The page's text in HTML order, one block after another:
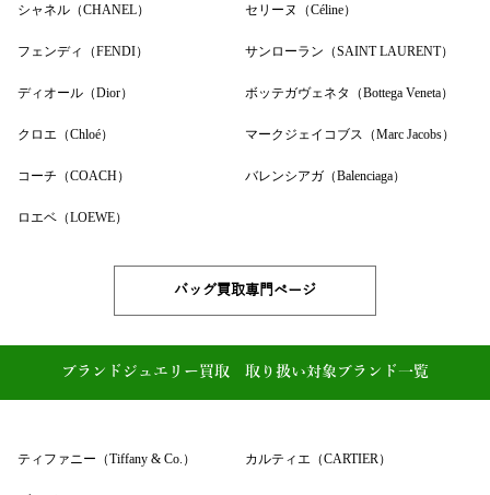
シャネル（CHANEL） セリーヌ（Céline）
フェンディ（FENDI） サンローラン（SAINT LAURENT）
ディオール（Dior） ボッテガヴェネタ（Bottega Veneta）
クロエ（Chloé） マークジェイコブス（Marc Jacobs）
コーチ（COACH） バレンシアガ（Balenciaga）
ロエベ（LOEWE）
バッグ買取専門ページ
ブランドジュエリー買取 取り扱い対象ブランド一覧
ティファニー（Tiffany & Co.） カルティエ（CARTIER）